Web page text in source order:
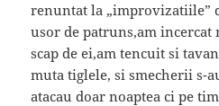
renuntat la „improvizatiile”
usor de patruns,am incercat
scap de ei,am tencuit si
muta tiglele, si smecherii s-
atacau doar noaptea ci pe